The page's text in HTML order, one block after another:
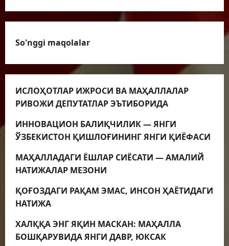
So'nggi maqolalar
ИСЛОҲОТЛАР ИЖРОСИ ВА МАҲАЛЛАЛАР
РИВОЖИ ДЕПУТАТЛАР ЭЪТИБОРИДА
ИННОВАЦИОН БАЛИҚЧИЛИК — ЯНГИ
ЎЗБЕКИСТОН ҚИШЛОҒИНИНГ ЯНГИ ҚИЁФАСИ
МАҲАЛЛАДАГИ ЁШЛАР СИЁСАТИ — АМАЛИЙ
НАТИЖАЛАР МЕЗОНИ
ҚОҒОЗДАГИ РАҚАМ ЭМАС, ИНСОН ҲАЁТИДАГИ
НАТИЖА
ХАЛҚҚА ЭНГ ЯҚИН МАСКАН: МАҲАЛЛА
БОШҚАРУВИДА ЯНГИ ДАВР, ЮКСАК